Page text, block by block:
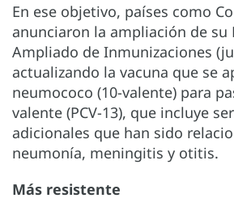
En ese objetivo, países como
anunciaron la ampliación de su
Ampliado de Inmunizaciones
actualizando la vacuna que se
neumococo (10-valente) para
valente (PCV-13), que incluye
adicionales que han sido
neumonía, meningitis y otitis.
Más resistente